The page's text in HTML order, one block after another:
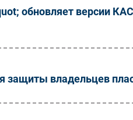
обновляет версии
защиты владельцев